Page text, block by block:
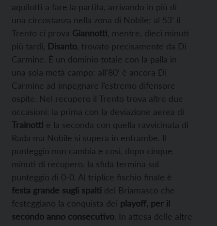
aquilotti a fare la partita, arrivando in più di
una circostanza nella zona di Nobile: al 53’ il
Trento ci prova Giannotti , mentre, dieci minuti
più tardi, Disanto , trovato precisamente da Di
Carmine. È un dominio totale con la palla in
una sola metà campo: all’80’ è ancora Di
Carmine ad impegnare l’estremo difensore
ospite. Nel recupero il Trento trova altre due
occasioni: la prima con la deviazione aerea di
Trainotti e la seconda con quella ravvicinata di
Rada ma Nobile si supera in entrambe. Il
punteggio non cambia e così, dopo cinque
minuti di recupero, la sfida termina sul
punteggio di 0-0. Al triplice fischio finale è
festa grande sugli spalti del Briamasco che
festeggiano la conquista dei playoff, per il
secondo anno consecutivo. In attesa delle altre